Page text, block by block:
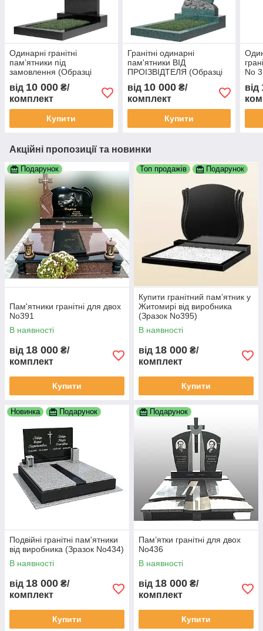
Одинарні гранітні
пам’ятники під
замовлення (Образці
No378)
від 10 000 ₴/
комплект
Купити
Гранітні одинарні
пам'ятники ВІД
ПРОІЗВІДТЕЛЯ (Образці
No276)
від 10 000₴/
комплект
Купити
No
від
Акційні пропозиції та новинки
Подарунок
Пам'ятники гранітні для двох
No391
В наявності
від 18 000 ₴/
комплект
Купити
Топ продажів Подарунок
Купити гранітний пам’ятник у
Житомирі від виробника
(Зразок No395)
В наявності
від 18 000 ₴/
комплект
Купити
Новинка Подарунок
Подвійні гранітні пам'ятники
від виробника (Зразок No434)
В наявності
від 18 000 ₴/
комплект
Купити
Подарунок
Пам’ятки гранітні для двох
No436
В наявності
від 18 000 ₴/
комплект
Купити